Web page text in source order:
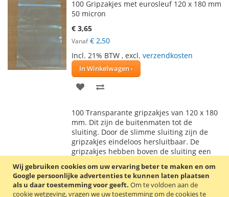
Wij gebruiken cookies om uw ervaring beter te maken en om
Google persoonlijke advertenties te kunnen laten plaatsen
als u daar toestemming voor geeft. Om te voldoen aan de
cookie wetgeving, vragen we uw toestemming om de cookies te
100 Gripzakjes met eurosleuf 120 x 180 mm
50 micron
€ 3,65
Vanaf € 2,50
Incl. 21% BTW , excl. verzendkosten
In Winkelwagen
VOEG
AAN
VERLANGLIJST
TE
VERGELIJKEN
100 Transparante gripzakjes van 120 x 180
mm. Dit zijn de buitenmaten tot de
sluiting. Door de slimme sluiting zijn de
gripzakjes eindeloos hersluitbaar. De
gripzakjes hebben boven de sluiting een
opgehangen kunnen worden.Lees verder